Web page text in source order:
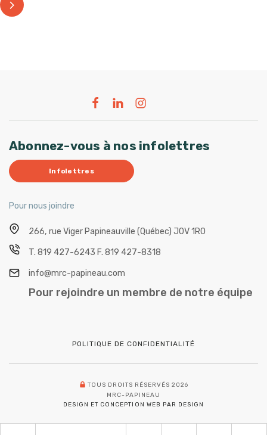
Abonnez-vous à nos infolettres
Infolettres
Pour nous joindre
266, rue Viger Papineauville (Québec) J0V 1R0
T. 819 427-6243 F. 819 427-8318
info@mrc-papineau.com
Pour rejoindre un membre de notre équipe
TOUS DROITS RÉSERVÉS 2026
MRC-PAPINEAU
DESIGN ET CONCEPTION WEB PAR DESIGN
POLITIQUE DE CONFIDENTIALITÉ